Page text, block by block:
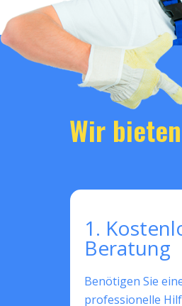
Wir
1.
Beratung
Benötigen Sie
professionelle